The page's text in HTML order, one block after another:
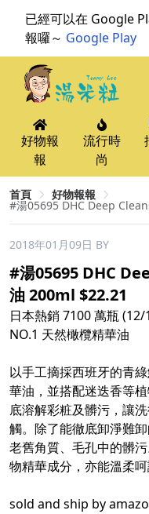
已經可以在 Google
報囉～ Google Play
好物報
報
流行時
尚
首頁 好物報報
#湯05695 DHC Deep
2018年01月09日 BY
#湯05695 DHC
油 200ml $22.21
日本熱銷 7100 萬瓶
NO.1 天然橄欖精華油
以手工摘採西班牙的青
華油，並搭配迷迭香等
底溶解彩粧及髒污，讓
觸。除了能徹底卸淨難
老舊角質、毛孔中的髒
物精華成分，亦能溫柔
sold and ship by